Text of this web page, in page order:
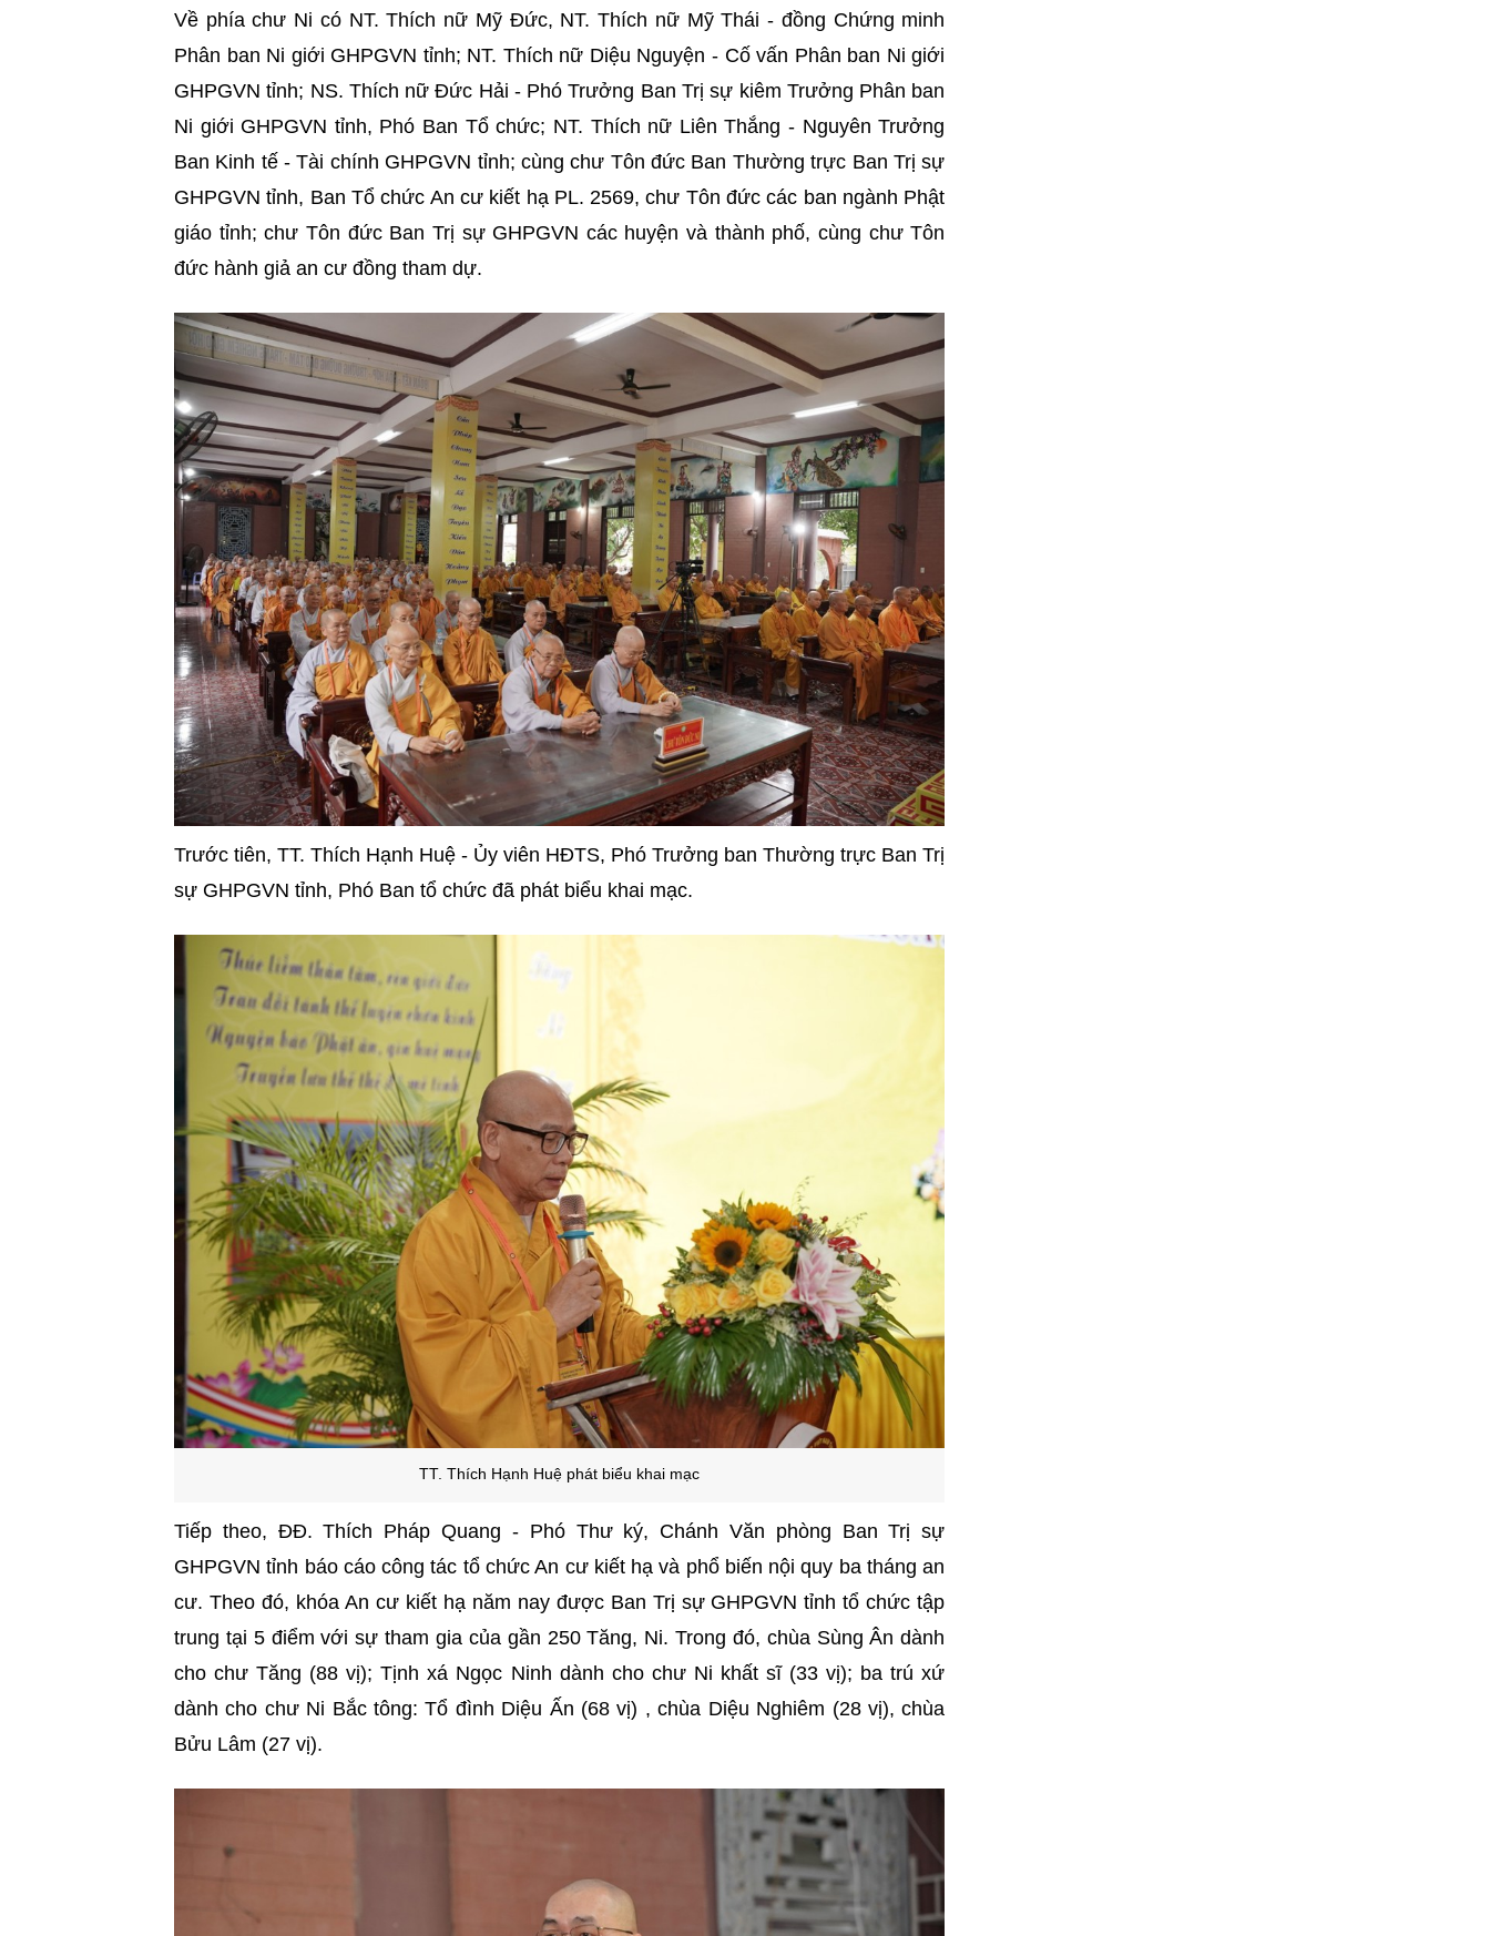
Về phía chư Ni có NT. Thích nữ Mỹ Đức, NT. Thích nữ Mỹ Thái - đồng Chứng minh
Phân ban Ni giới GHPGVN tỉnh; NT. Thích nữ Diệu Nguyện - Cố vấn Phân ban Ni giới
GHPGVN tỉnh; NS. Thích nữ Đức Hải - Phó Trưởng Ban Trị sự kiêm Trưởng Phân ban
Ni giới GHPGVN tỉnh, Phó Ban Tổ chức; NT. Thích nữ Liên Thắng - Nguyên Trưởng
Ban Kinh tế - Tài chính GHPGVN tỉnh; cùng chư Tôn đức Ban Thường trực Ban Trị sự
GHPGVN tỉnh, Ban Tổ chức An cư kiết hạ PL. 2569, chư Tôn đức các ban ngành Phật
giáo tỉnh; chư Tôn đức Ban Trị sự GHPGVN các huyện và thành phố, cùng chư Tôn
đức hành giả an cư đồng tham dự.
Trước tiên, TT. Thích Hạnh Huệ - Ủy viên HĐTS, Phó Trưởng ban Thường trực Ban Trị
sự GHPGVN tỉnh, Phó Ban tổ chức đã phát biểu khai mạc.
TT. Thích Hạnh Huệ phát biểu khai mạc
Tiếp theo, ĐĐ.Thích Pháp Quang - Phó Thư ký, Chánh Văn phòng Ban Trị sự
GHPGVN tỉnh báo cáo công tác tổ chức An cư kiết hạ và phổ biến nội quy ba tháng an
cư. Theo đó, khóa An cư kiết hạ năm nay được Ban Trị sự GHPGVN tỉnh tổ chức tập
trung tại 5 điểm với sự tham gia của gần 250 Tăng, Ni. Trong đó, chùa Sùng Ân dành
cho chư Tăng (88 vị); Tịnh xá Ngọc Ninh dành cho chư Ni khất sĩ (33 vị); ba trú xứ
dành cho chư Ni Bắc tông: Tổ đình Diệu Ấn (68 vị) , chùa Diệu Nghiêm (28 vị), chùa
Bửu Lâm (27 vị).